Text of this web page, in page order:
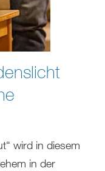
wird in diesem
in der